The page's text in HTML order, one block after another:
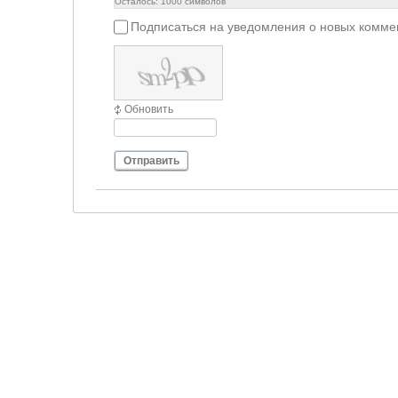
Подписаться на уведомления о новых
Обновить
Отправить